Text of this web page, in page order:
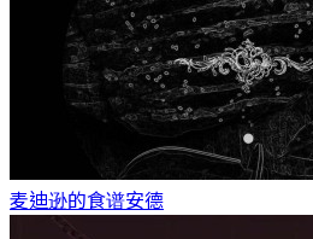
麦迪逊的食谱安德